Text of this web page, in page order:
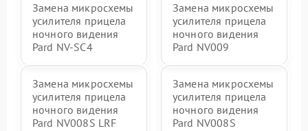
Замена микросхемы
усилителя прицела
ночного видения
Pard NV-SC4
Замена микросхемы
усилителя прицела
ночного видения
Pard NV009
Замена микросхемы
усилителя прицела
ночного видения
Pard NV008S LRF
Замена микросхемы
усилителя прицела
ночного видения
Pard NV008S